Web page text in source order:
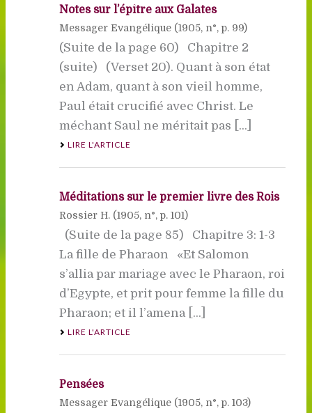
Notes sur l’épître aux Galates
Messager Evangélique (1905, n°, p. 99)
(Suite de la page 60) Chapitre 2
(suite) (Verset 20). Quant à son état
en Adam, quant à son vieil homme,
Paul était crucifié avec Christ. Le
méchant Saul ne méritait pas [...]
LIRE L'ARTICLE
Méditations sur le premier livre des Rois
Rossier H. (1905, n°, p. 101)
(Suite de la page 85) Chapitre 3: 1-3
La fille de Pharaon «Et Salomon
s’allia par mariage avec le Pharaon, roi
d’Egypte, et prit pour femme la fille du
Pharaon; et il l’amena [...]
LIRE L'ARTICLE
Pensées
Messager Evangélique (1905, n°, p. 103)